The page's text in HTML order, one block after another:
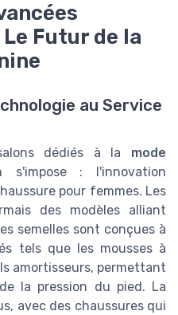
Futur de la
au Service
dédiés à la mode
s'impose : l'innovation
pour femmes. Les
des modèles alliant
semelles sont conçues à
tels que les mousses à
amortisseurs, permettant
la pression du pied. La
avec des chaussures qui